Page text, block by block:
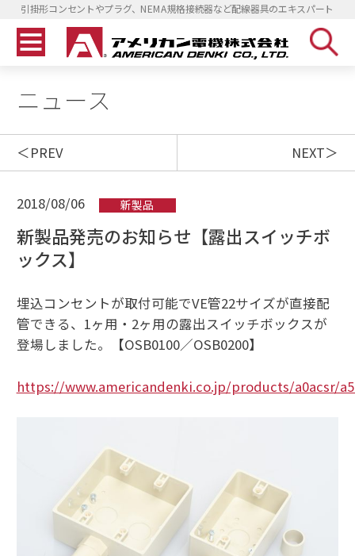
引掛形コンセントやプラグ、NEMA規格接続器など配線器具のエキスパート
ニュース
PREV NEXT
2018/08/06 新製品
新製品発売のお知らせ【露出スイッチボ
ックス】
埋込コンセントが取付可能でVE管22サイズが直接配
管できる、1ヶ用・2ヶ用の露出スイッチボックスが
登場しました。【OSB0100／OSB0200】
https://www.americandenki.co.jp/products/a0acsr/